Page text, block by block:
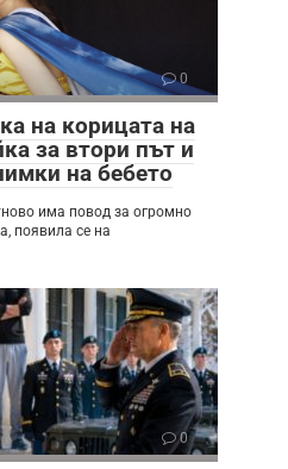
0
на корицата на
за втори път и
на бебето
има повод за огромно
появила се на
0